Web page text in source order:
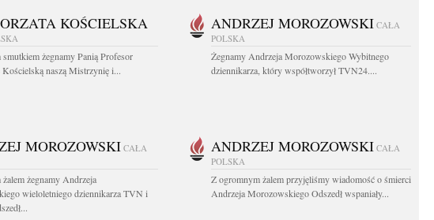
KOŚCIELSKA
smutkiem żegnamy Panią Profesor
Kościelską naszą Mistrzynię i...
ANDRZEJ MOROZOWSKI CAŁA
POLSKA
Żegnamy Andrzeja Morozowskiego Wybitnego
dziennikarza, który współtworzył TVN24....
MOROZOWSKI CAŁA
żalem żegnamy Andrzeja
wieloletniego dziennikarza TVN i
ANDRZEJ MOROZOWSKI CAŁA
POLSKA
Z ogromnym żalem przyjęliśmy wiadomość o śmierci
Andrzeja Morozowskiego Odszedł wspaniały...